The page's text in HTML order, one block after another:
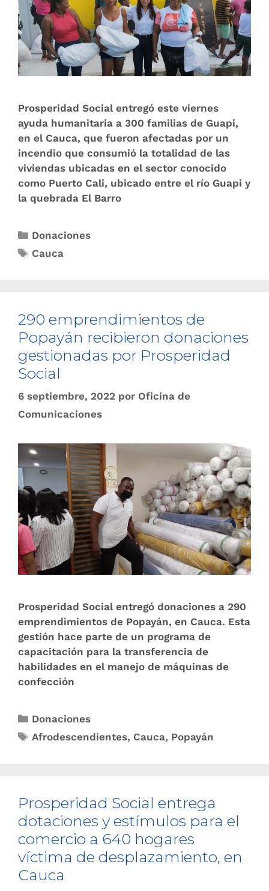
Prosperidad Social entregó este viernes
ayuda humanitaria a 300 familias de Guapi,
en el Cauca, que fueron afectadas por un
incendio que consumió la totalidad de las
viviendas ubicadas en el sector conocido
como Puerto Cali, ubicado entre el río Guapi y
la quebrada El Barro
Donaciones
Cauca
290 emprendimientos de
Popayán recibieron donaciones
gestionadas por Prosperidad
Social
6 septiembre, 2022 por Oficina de
Comunicaciones
Prosperidad Social entregó donaciones a 290
emprendimientos de Popayán, en Cauca. Esta
gestión hace parte de un programa de
capacitación para la transferencia de
habilidades en el manejo de máquinas de
confección
Donaciones
Afrodescendientes, Cauca, Popayán
Prosperidad Social entrega
dotaciones y estímulos para el
comercio a 640 hogares
víctima de desplazamiento, en
Cauca